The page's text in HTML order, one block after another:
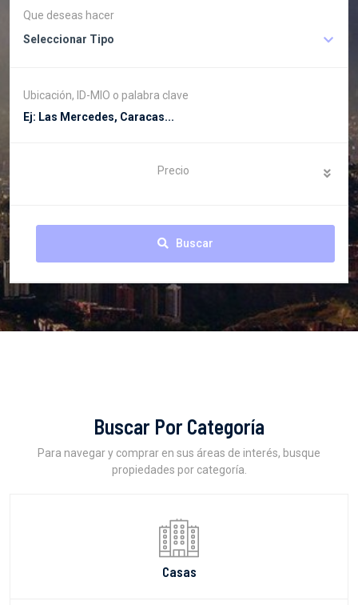
Que deseas hacer
Seleccionar Tipo
Ubicación, ID-MIO o palabra clave
Precio
Buscar
Buscar Por Categoría
Para navegar y comprar en sus áreas de interés, busque
propiedades por categoría.
Casas